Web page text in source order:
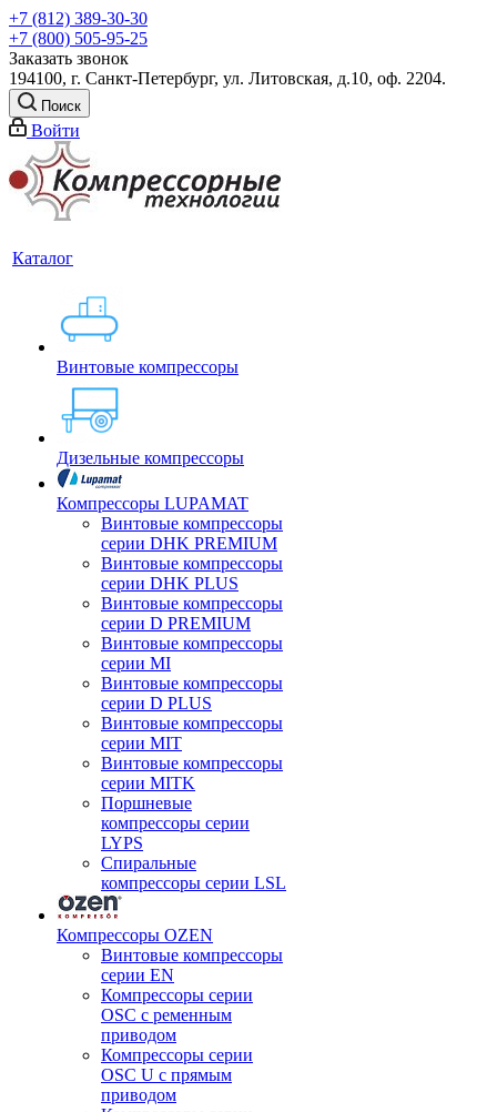
+7 (812) 389-30-30
+7 (800) 505-95-25
Заказать звонок
194100, г. Санкт-Петербург, ул. Литовская, д.10, оф. 2204.
Поиск
Войти
Каталог
Винтовые компрессоры
Дизельные компрессоры
Компрессоры LUPAMAT
Винтовые компрессоры
серии DHK PREMIUM
Винтовые компрессоры
серии DHK PLUS
Винтовые компрессоры
серии D PREMIUM
Винтовые компрессоры
серии MI
Винтовые компрессоры
серии D PLUS
Винтовые компрессоры
серии MIT
Винтовые компрессоры
серии MITK
Поршневые
компрессоры серии
LYPS
Спиральные
компрессоры серии LSL
Компрессоры OZEN
Винтовые компрессоры
серии EN
Компрессоры серии
OSC с ременным
приводом
Компрессоры серии
OSC U с прямым
приводом